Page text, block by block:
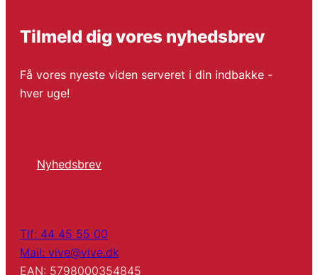
Tilmeld dig vores nyhedsbrev
Få vores nyeste viden serveret i din indbakke -
hver uge!
Nyhedsbrev
Tlf: 44 45 55 00
Mail: vive@vive.dk
EAN: 5798000354845